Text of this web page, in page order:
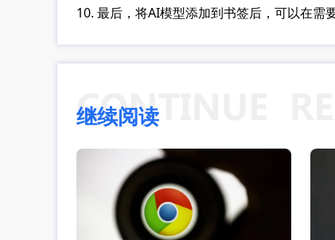
10. 最后，将AI模型添加到书签后，可以在需
继续阅读